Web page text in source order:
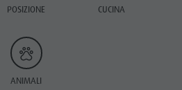
POSIZIONE CUCINA
ANIMALI